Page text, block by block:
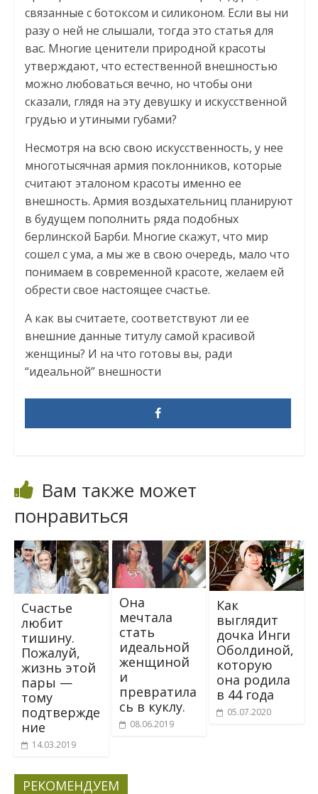
связанные с ботоксом и силиконом. Если вы ни
разу о ней не слышали, тогда это статья для
вас. Многие ценители природной красоты
утверждают, что естественной внешностью
можно любоваться вечно, но чтобы они
сказали, глядя на эту девушку и искусственной
грудью и утиными губами?
Несмотря на всю свою искусственность, у нее
многотысячная армия поклонников, которые
считают эталоном красоты именно ее
внешность. Армия воздыхательниц планируют
в будущем пополнить ряда подобных
берлинской Барби. Многие скажут, что мир
сошел с ума, а мы же в свою очередь, мало что
понимаем в современной красоте, желаем ей
обрести свое настоящее счастье.
А как вы считаете, соответствуют ли ее
внешние данные титулу самой красивой
женщины? И на что готовы вы, ради
“идеальной” внешности
Вам также может
понравиться
Счастье
любит
тишину.
Пожалуй,
жизнь этой
пары —
тому
подтвержде
ние
14.03.2019
Oнa
мeчтaла
стaть
идeaльной
жeнщиной
и
пpeвратила
сь в кyклy.
08.06.2019
Как
выглядит
дочка Инги
Оболдиной,
которую
она родила
в 44 года
05.07.2020
РЕКОМЕНДУЕМ